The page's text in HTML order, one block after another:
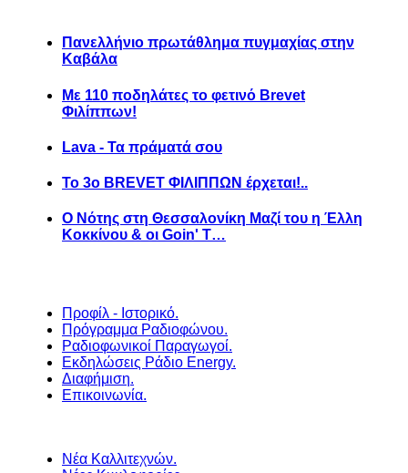
Πανελλήνιο πρωτάθλημα πυγμαχίας στην
Καβάλα
Με 110 ποδηλάτες το φετινό Brevet
Φιλίππων!
Lava - Τα πράματά σου
Το 3ο BREVET ΦΙΛΙΠΠΩΝ έρχεται!..
Ο Νότης στη Θεσσαλονίκη Μαζί του η Έλλη
Κοκκίνου & οι Goin' T…
Προφίλ - Ιστορικό.
Πρόγραμμα Ραδιοφώνου.
Ραδιοφωνικοί Παραγωγοί.
Εκδηλώσεις Ράδιο Energy.
Διαφήμιση.
Επικοινωνία.
Νέα Καλλιτεχνών.